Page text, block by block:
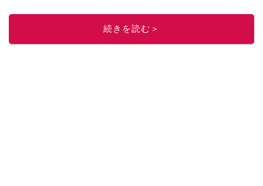
このイチオシストの他の記事を読む
続きを読む＞